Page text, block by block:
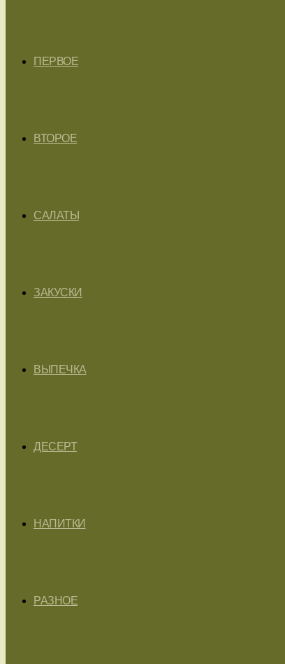
ПЕРВОЕ
ВТОРОЕ
САЛАТЫ
ЗАКУСКИ
ВЫПЕЧКА
ДЕСЕРТ
НАПИТКИ
РАЗНОЕ